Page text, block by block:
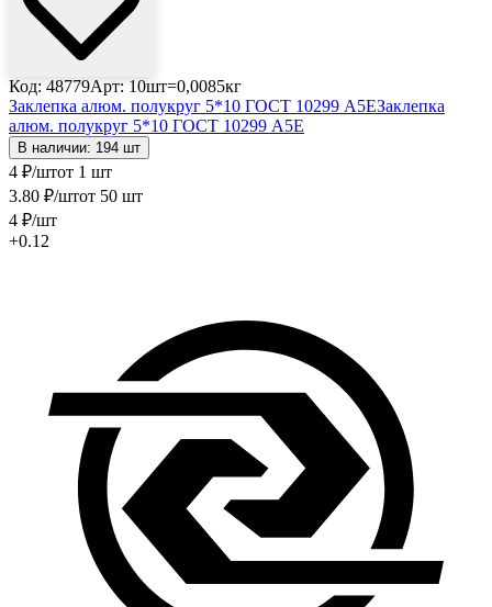
Код: 48779Арт: 10шт=0,0085кг
Заклепка алюм. полукруг 5*10 ГОСТ 10299 А5ЕЗаклепка
алюм. полукруг 5*10 ГОСТ 10299 А5Е
В наличии: 194 шт
4 ₽/штот 1 шт
3.80 ₽/штот 50 шт
4 ₽/шт
+0.12